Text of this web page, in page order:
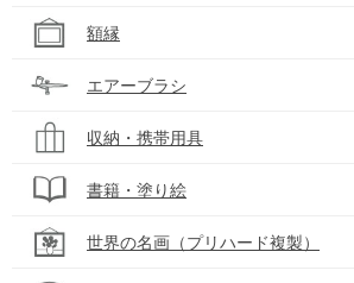
額縁
エアーブラシ
収納・携帯用具
書籍・塗り絵
世界の名画（プリハード複製）